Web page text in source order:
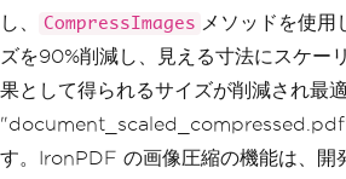
し、
CompressImages メソッドを使用
ズを90%削減し、見える寸法にスケー
果として得られるサイズが削減され最
"document_scaled_compressed.pdf"
す。IronPDF の画像圧縮の機能は、開